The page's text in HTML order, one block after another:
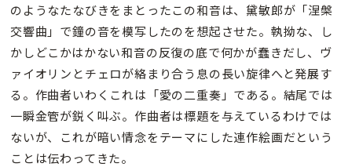
のようなたなびきをまとったこの和音は、黛敏郎が「涅槃
交響曲」で鐘の音を模写したのを想起させた。執拗な、し
かしどこかはかない和音の反復の底で何かが蠢きだし、ヴ
ァイオリンとチェロが絡まり合う息の長い旋律へと発展す
る。作曲者いわくこれは「愛の二重奏」である。結尾では
一瞬金管が鋭く叫ぶ。作曲者は標題を与えているわけでは
ないが、これが暗い情念をテーマにした連作絵画だという
ことは伝わってきた。